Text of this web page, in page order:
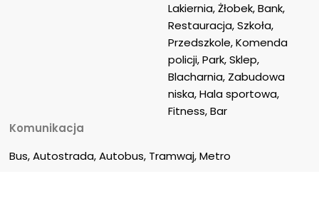
Lakiernia, Żłobek, Bank,
Restauracja, Szkoła,
Przedszkole, Komenda
policji, Park, Sklep,
Blacharnia, Zabudowa
niska, Hala sportowa,
Fitness, Bar
Komunikacja
Bus, Autostrada, Autobus, Tramwaj, Metro